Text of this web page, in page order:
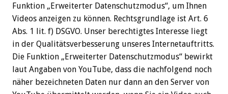
Funktion „Erweiterter Datenschutzmodus“, um Ihnen
Videos anzeigen zu können. Rechtsgrundlage ist Art. 6
Abs. 1 lit. f) DSGVO. Unser berechtigtes Interesse liegt
in der Qualitätsverbesserung unseres Internetauftritts.
Die Funktion „Erweiterter Datenschutzmodus“ bewirkt
laut Angaben von YouTube, dass die nachfolgend noch
näher bezeichneten Daten nur dann an den Server von